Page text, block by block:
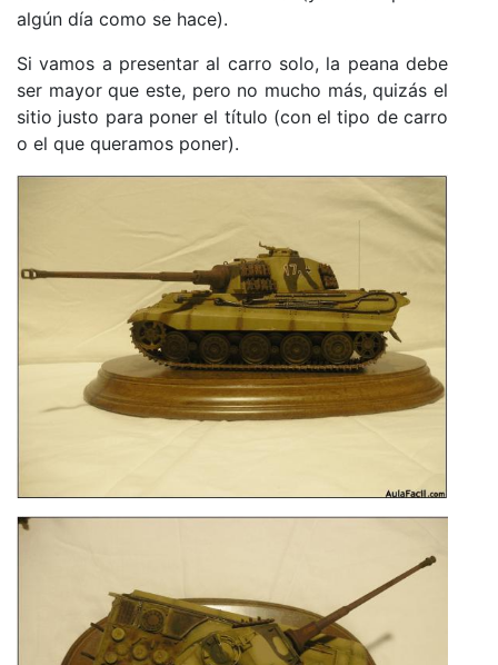
algún día como se hace).
Si vamos a presentar al carro solo, la peana debe
ser mayor que este, pero no mucho más, quizás el
sitio justo para poner el título (con el tipo de carro
o el que queramos poner).